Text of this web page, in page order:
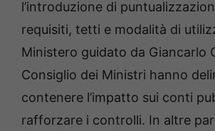
l’introduzione di
requisiti, tetti e modalità di
Ministero guidato da Giancarlo
Consiglio dei Ministri hanno
contenere l’impatto sui conti
rafforzare i controlli. In altre